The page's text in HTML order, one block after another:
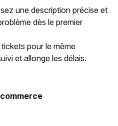
une description précise et
dès le premier
pour le même
et allonge les délais.